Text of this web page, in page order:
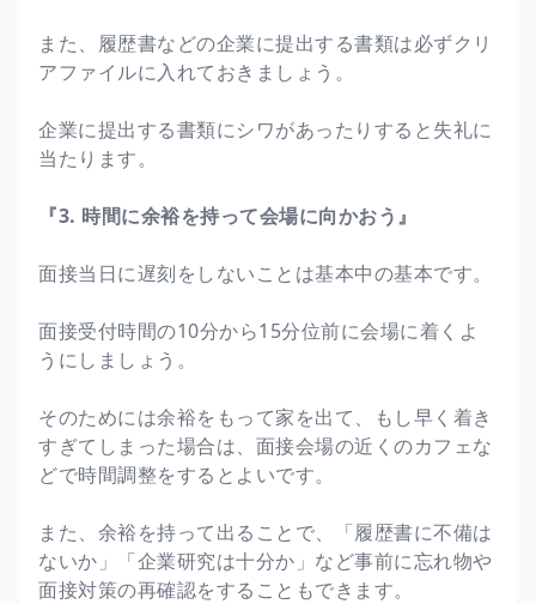
また、履歴書などの企業に提出する書類は必ずクリ
アファイルに入れておきましょう。
企業に提出する書類にシワがあったりすると失礼に
当たります。
『3. 時間に余裕を持って会場に向かおう』
面接当日に遅刻をしないことは基本中の基本です。
面接受付時間の10分から15分位前に会場に着くよ
うにしましょう。
そのためには余裕をもって家を出て、もし早く着き
すぎてしまった場合は、面接会場の近くのカフェな
どで時間調整をするとよいです。
また、余裕を持って出ることで、「履歴書に不備は
ないか」「企業研究は十分か」など事前に忘れ物や
面接対策の再確認をすることもできます。